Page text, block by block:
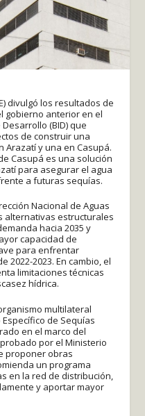
divulgó los resultados de
gobierno anterior en el
(BID) que
de construir una
y una en Casupá.
Casupá es una solución
para asegurar el agua
a futuras sequías.
Nacional de Aguas
alternativas estructurales
hacia 2035 y
capacidad de
para enfrentar
2022-2023. En cambio, el
limitaciones técnicas
hídrica.
multilateral
de Sequías
en el marco del
por el Ministerio
proponer obras
un programa
en la red de distribución,
y aportar mayor